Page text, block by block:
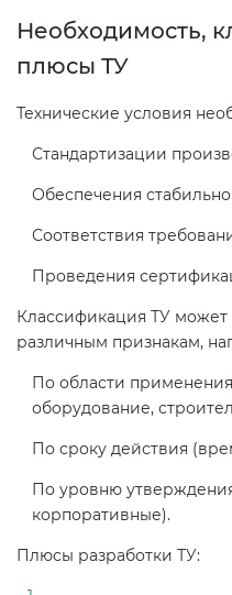
Необходимость,
плюсы ТУ
Технические условия
Стандартизации
Обеспечения
Соответствия
Проведения
Классификация ТУ может
различным признакам,
По области
оборудование,
По сроку действия
По уровню
корпоративные).
Плюсы разработки ТУ:
индивидуальной
019)
Действующие